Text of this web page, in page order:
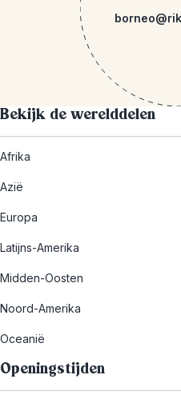
Bekijk de werelddelen
Afrika
Azië
Europa
Latijns-Amerika
Midden-Oosten
Noord-Amerika
Oceanië
Openingstijden